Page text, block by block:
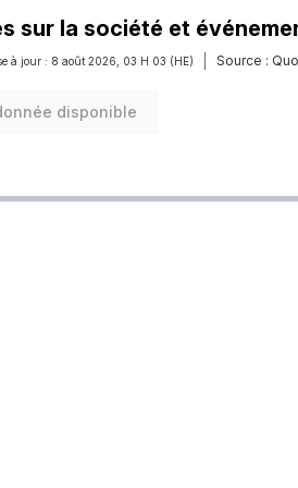
sur la société et
à jour : 8 août 2026, 03 H 03 (HE) Source :
disponible